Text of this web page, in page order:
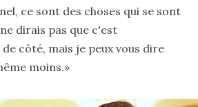
ce sont des choses qui se sont
dirais pas que c'est
côté, mais je peux vous dire
moins.»